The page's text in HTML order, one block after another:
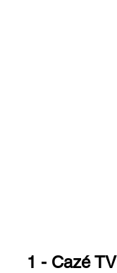
1 - Cazé TV